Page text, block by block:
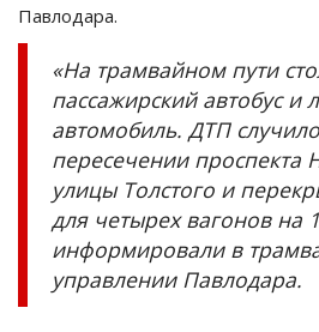
Қазақша Русский
Павлодара.
«На трамвайном пути
пассажирский автобус и
автомобиль. ДТП
пересечении проспекта
улицы Толстого и
для четырех вагонов на
информировали в
управлении Павлодара.